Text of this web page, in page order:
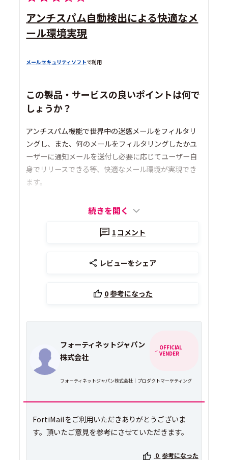
アンチスパム自動検出による快適なメ
ール環境実現
メールセキュリティソフトで利用
この製品・サービスの良いポイントは何で
しょうか？
アンチスパム機能で世界中の迷惑メールをフィルタリ
ングし、また、何のメールをフィルタリングしたかユ
ーザーに通知メールを送付し必要に応じてユーザー自
身でリリースできる等、快適なメール環境が実現でき
ます。
続きを開く
1 コメント
レビューをシェア
0参考になった
フォーティネットジャパン
株式会社
OFFICIAL
VENDER
フォーティネットジャパン株式会社｜プロダクトマーケティング
FortiMailをご利用いただきありがとうございま
す。頂いたご意見を参考にさせていただきます。
0 参考になった